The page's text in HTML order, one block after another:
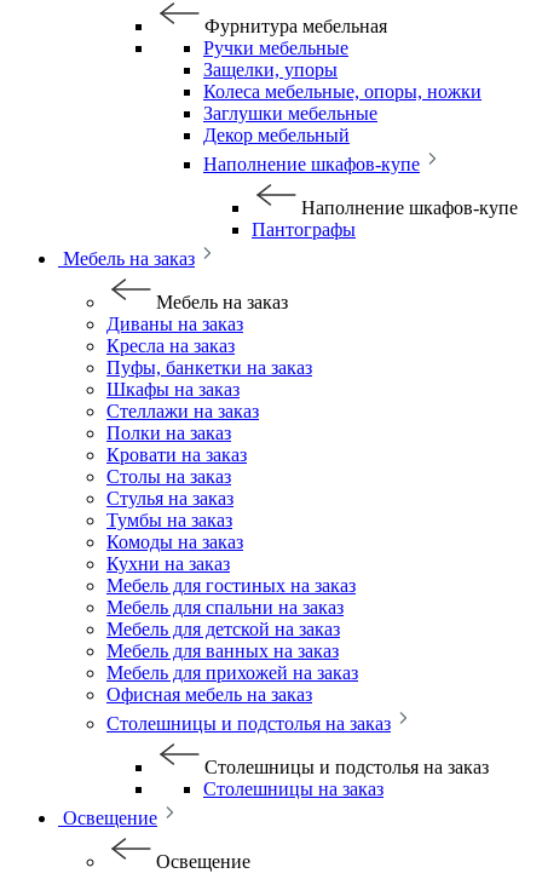
Фурнитура мебельная
Ручки мебельные
Защелки, упоры
Колеса мебельные, опоры, ножки
Заглушки мебельные
Декор мебельный
Наполнение шкафов-купе
Наполнение шкафов-купе
Пантографы
Мебель на заказ
Мебель на заказ
Диваны на заказ
Кресла на заказ
Пуфы, банкетки на заказ
Шкафы на заказ
Стеллажи на заказ
Полки на заказ
Кровати на заказ
Столы на заказ
Стулья на заказ
Тумбы на заказ
Комоды на заказ
Кухни на заказ
Мебель для гостиных на заказ
Мебель для спальни на заказ
Мебель для детской на заказ
Мебель для ванных на заказ
Мебель для прихожей на заказ
Офисная мебель на заказ
Столешницы и подстолья на заказ
Столешницы и подстолья на заказ
Столешницы на заказ
Освещение
Освещение